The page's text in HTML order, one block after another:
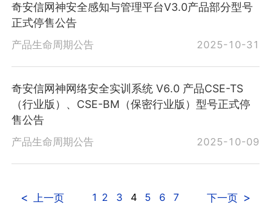
奇安信网神安全感知与管理平台V3.0产品部分型号
正式停售公告
产品生命周期公告 2025-10-31
奇安信网神网络安全实训系统 V6.0 产品CSE-TS
（行业版）、CSE-BM（保密行业版）型号正式停
售公告
产品生命周期公告 2025-10-09
< 上一页 1 2 3 4 5 6 7 下一页 >